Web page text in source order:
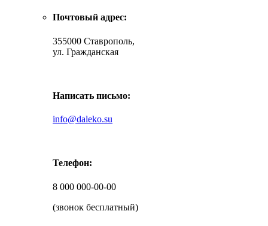
Почтовый адрес:
355000 Ставрополь,
ул. Гражданская
Написать письмо:
info@daleko.su
Телефон:
8 000 000-00-00
(звонок бесплатный)